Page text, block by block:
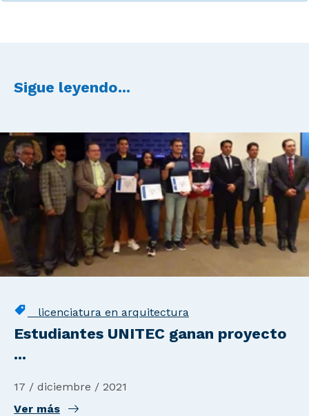
Sigue leyendo...
licenciatura en arquitectura
Estudiantes UNITEC ganan proyecto
...
17 / diciembre / 2021
Ver más